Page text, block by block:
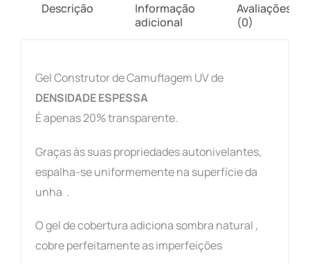
Descrição
Informação
adicional
Avaliações
(0)
Gel Construtor de Camuflagem UV de
DENSIDADE ESPESSA
É apenas 20% transparente.
Graças às suas propriedades autonivelantes,
espalha-se uniformemente na superfície da
unha .
O gel de cobertura adiciona sombra natural ,
cobre perfeitamente as imperfeições